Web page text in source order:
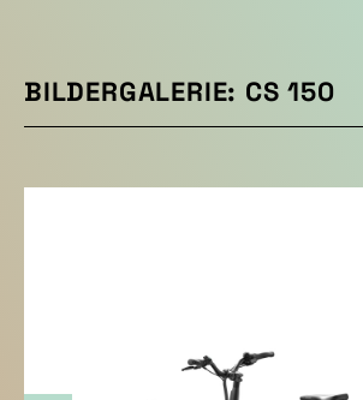
BILDERGALERIE: CS 150